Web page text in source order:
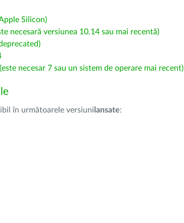
Silicon)
necesară versiunea 10.14 sau mai recentă)
necesar 7 sau un sistem de operare mai recent)
în următoarele versiuni lansate: